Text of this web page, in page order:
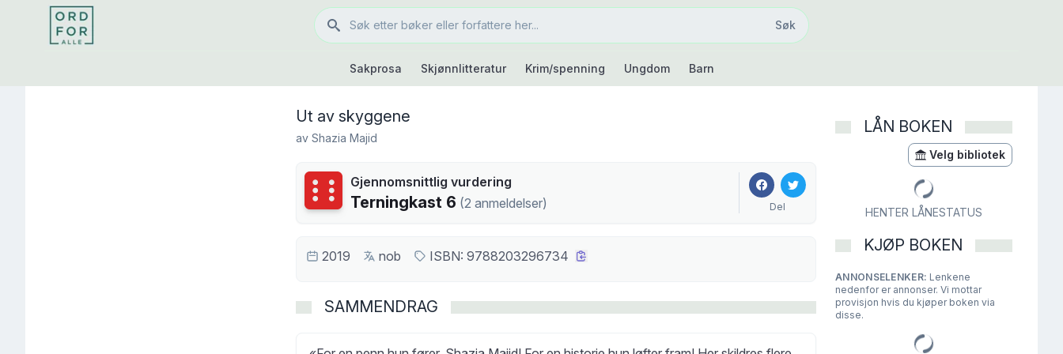
Søk
Søk
Sakprosa Skjønnlitteratur Krim/spenning Ungdom Barn
Ut av skyggene
av Shazia Majid
Terningkast6
Gjennomsnittlig vurdering
Terningkast 6 (2 anmeldelser) Del
2019 nob ISBN: 9788203296734
SAMMENDRAG
LÅN BOKEN
Velg bibliotek
HENTER LÅNESTATUS
KJØP BOKEN
ANNONSELENKER: Lenkene
nedenfor er annonser. Vi mottar
provisjon hvis du kjøper boken via
disse.